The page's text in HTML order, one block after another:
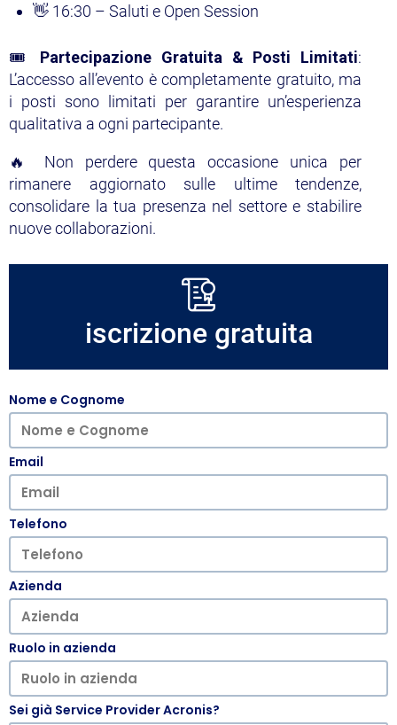
iscrizione gratuita
Nome e Cognome
Email
Telefono
Azienda
Ruolo in azienda
Sei già Service Provider Acronis?
👋 16:30 – Saluti e Open Session
🎟️ Partecipazione Gratuita & Posti Limitati:
L’accesso all’evento è completamente gratuito, ma
i posti sono limitati per garantire un’esperienza
qualitativa a ogni partecipante.
🔥 Non perdere questa occasione unica per
rimanere aggiornato sulle ultime tendenze,
consolidare la tua presenza nel settore e stabilire
nuove collaborazioni.